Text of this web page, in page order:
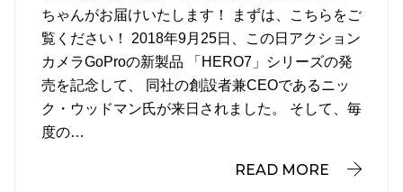
ちゃんがお届けいたします！ まずは、こちらをご
覧ください！ 2018年9月25日、この日アクション
カメラGoProの新製品 「HERO7」シリーズの発
売を記念して、 同社の創設者兼CEOであるニッ
ク・ウッドマン氏が来日されました。 そして、毎
度の…
READ MORE